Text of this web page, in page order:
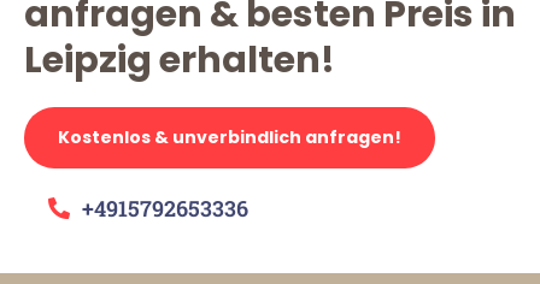
anfragen & besten Preis in
Leipzig erhalten!
Kostenlos & unverbindlich anfragen!
+4915792653336